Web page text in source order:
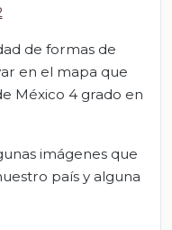
de formas de
en el mapa que
México 4 grado en
imágenes que
país y alguna